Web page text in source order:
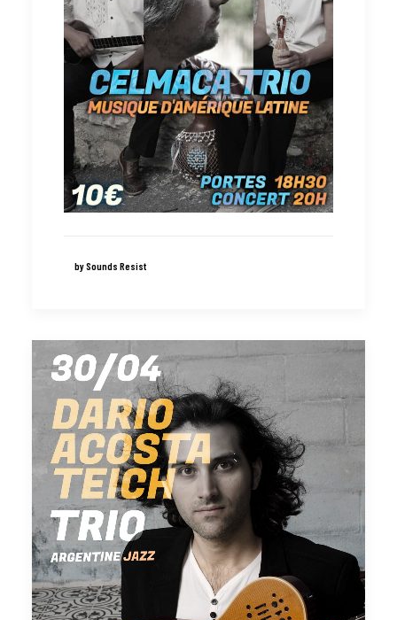
by Sounds Resist